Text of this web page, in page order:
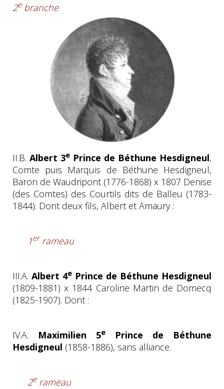
2ebranche
II.B. Albert 3e Prince de Béthune Hesdigneul,
Comte puis Marquis de Béthune Hesdigneul,
Baron de Waudripont (1776-1868) x 1807 Denise
(des Comtes) des Courtils dits de Balleu (1783-
1844). Dont deux fils, Albert et Amaury :
1errameau
III.A. Albert 4e Prince de Béthune Hesdigneul
(1809-1881) x 1844 Caroline Martin de Domecq
(1825-1907). Dont :
IV.A. Maximilien 5e Prince de Béthune
Hesdigneul (1858-1886), sans alliance.
2erameau